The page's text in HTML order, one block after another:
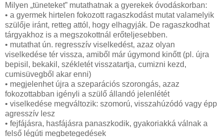
Milyen „tüneteket” mutathatnak a gyerekek óvodáskorban:
• a gyermek hirtelen fokozott ragaszkodást mutat valamelyik
szülője iránt, retteg attól, hogy elhagyják. De ragaszkodhat
tárgyakhoz is a megszokottnál erőteljesebben.
• mutathat ún. regresszív viselkedést, azaz olyan
viselkedése tér vissza, amiből már úgymond kinőtt (pl. újra
bepisil, bekakil, székletét visszatartja, cumizni kezd,
cumisüvegből akar enni)
• megjelenhet újra a szeparációs szorongás, azaz
fokozottabban igényli a szülő állandó jelenlétét
• viselkedése megváltozik: szomorú, visszahúzódó vagy épp
agresszív lesz
• fejfájásra, hasfájásra panaszkodik, gyakoriakká válnak a
felső légúti megbetegedések